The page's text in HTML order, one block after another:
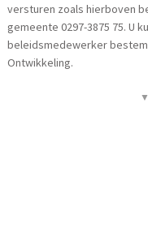
versturen zoals hierboven
gemeente 0297-3875 75. U
beleidsmedewerker
Ontwikkeling.